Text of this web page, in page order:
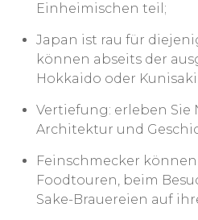
Einheimischen teil;
Japan ist rau für
können abseits der
Hokkaido oder Kunisaki
Vertiefung: erleben Sie
Architektur und
Feinschmecker
Foodtouren, beim
Sake-Brauereien auf